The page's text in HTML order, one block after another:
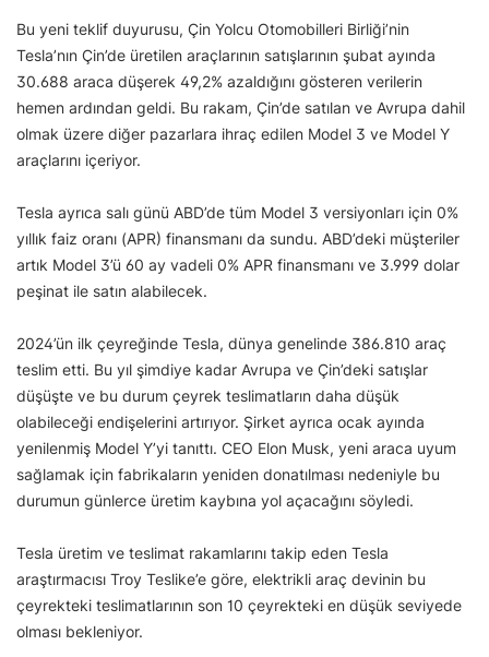
Bu yeni teklif duyurusu, Çin Yolcu Otomobilleri Birliği’nin
Tesla’nın Çin’de üretilen araçlarının satışlarının şubat ayında
30.688 araca düşerek 49,2% azaldığını gösteren verilerin
hemen ardından geldi. Bu rakam, Çin’de satılan ve Avrupa dahil
olmak üzere diğer pazarlara ihraç edilen Model 3 ve Model Y
araçlarını içeriyor.
Tesla ayrıca salı günü ABD’de tüm Model 3 versiyonları için 0%
yıllık faiz oranı (APR) finansmanı da sundu. ABD’deki müşteriler
artık Model 3’ü 60 ay vadeli 0% APR finansmanı ve 3.999 dolar
peşinat ile satın alabilecek.
2024’ün ilk çeyreğinde Tesla, dünya genelinde 386.810 araç
teslim etti. Bu yıl şimdiye kadar Avrupa ve Çin’deki satışlar
düşüşte ve bu durum çeyrek teslimatların daha düşük
olabileceği endişelerini artırıyor. Şirket ayrıca ocak ayında
yenilenmiş Model Y’yi tanıttı. CEO Elon Musk, yeni araca uyum
sağlamak için fabrikaların yeniden donatılması nedeniyle bu
durumun günlerce üretim kaybına yol açacağını söyledi.
Tesla üretim ve teslimat rakamlarını takip eden Tesla
araştırmacısı Troy Teslike’e göre, elektrikli araç devinin bu
çeyrekteki teslimatlarının son 10 çeyrekteki en düşük seviyede
olması bekleniyor.